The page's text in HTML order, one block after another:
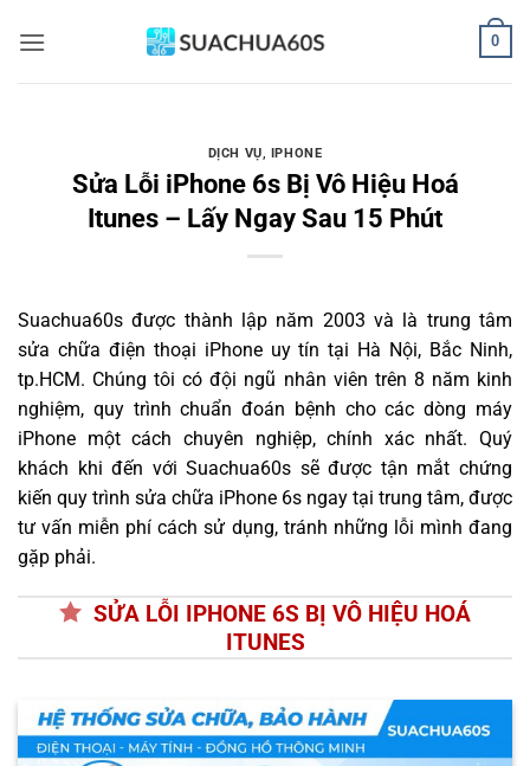
qua
0
DỊCH VỤ, IPHONE
Sửa Lỗi iPhone 6s Bị Vô Hiệu Hoá
Itunes – Lấy Ngay Sau 15 Phút
Suachua60s được thành lập năm 2003 và là trung tâm
sửa chữa điện thoại iPhone uy tín tại Hà Nội, Bắc Ninh,
tp.HCM. Chúng tôi có đội ngũ nhân viên trên 8 năm kinh
nghiệm, quy trình chuẩn đoán bệnh cho các dòng máy
iPhone một cách chuyên nghiệp, chính xác nhất. Quý
khách khi đến với Suachua60s sẽ được tận mắt chứng
kiến quy trình sửa chữa iPhone 6s ngay tại trung tâm, được
tư vấn miễn phí cách sử dụng, tránh những lỗi mình đang
gặp phải.
SỬA LỖI IPHONE 6S BỊ VÔ HIỆU HOÁ
ITUNES